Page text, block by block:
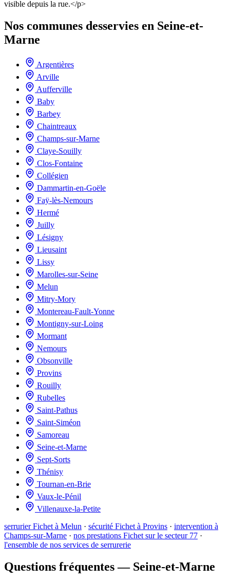
visible depuis la rue.</p>
Nos communes desservies en Seine-et-
Marne
Argentières
Arville
Aufferville
Baby
Barbey
Chaintreaux
Champs-sur-Marne
Claye-Souilly
Clos-Fontaine
Collégien
Dammartin-en-Goële
Faÿ-lès-Nemours
Hermé
Juilly
Lésigny
Lieusaint
Lissy
Marolles-sur-Seine
Melun
Mitry-Mory
Montereau-Fault-Yonne
Montigny-sur-Loing
Mormant
Nemours
Obsonville
Provins
Rouilly
Rubelles
Saint-Pathus
Saint-Siméon
Samoreau
Seine-et-Marne
Sept-Sorts
Thénisy
Tournan-en-Brie
Vaux-le-Pénil
Villenauxe-la-Petite
serrurier Fichet à Melun · sécurité Fichet à Provins · intervention à
Champs-sur-Marne · nos prestations Fichet sur le secteur 77 ·
l'ensemble de nos services de serrurerie
Questions fréquentes — Seine-et-Marne